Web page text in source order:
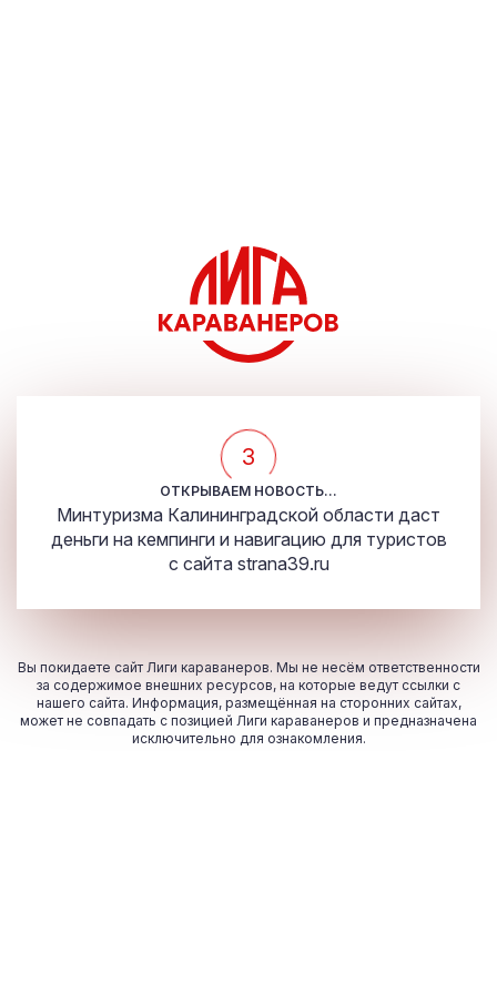
3
ОТКРЫВАЕМ НОВОСТЬ...
Минтуризма Калининградской области даст
деньги на кемпинги и навигацию для туристов
с сайта strana39.ru
Вы покидаете сайт Лиги караванеров. Мы не несём ответственности
за содержимое внешних ресурсов, на которые ведут ссылки с
нашего сайта. Информация, размещённая на сторонних сайтах,
может не совпадать с позицией Лиги караванеров и предназначена
исключительно для ознакомления.